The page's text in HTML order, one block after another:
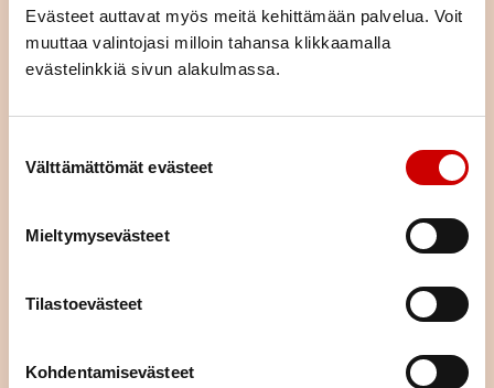
Evästeet auttavat myös meitä kehittämään palvelua. Voit
muuttaa valintojasi milloin tahansa klikkaamalla
evästelinkkiä sivun alakulmassa.
Välttämättömät evästeet
Mieltymysevästeet
Tilastoevästeet
Kohdentamisevästeet
Liity jäseneksi
Jäsenenä olet osa suurta sydänyhteisöä. Jäsenenä tuet
tarjoamme mahdollisuuden kokemusten jakamiseen sekä
annamme vertaistukea. Liittymällä jäseneksi saat neljä kertaa
vuodessa ilmestyvän laadukkaan Sydän-lehden, joka tarjoaa
ajankohtaista tietoa sydänterveydestä.